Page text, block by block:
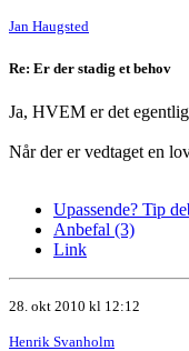
Jan Haugsted
Re: Er der stadig et behov
Ja, HVEM er det
Når der er vedtaget en
Upassende? Tip
Anbefal (3)
Link
28. okt 2010 kl 12:12
Henrik Svanholm